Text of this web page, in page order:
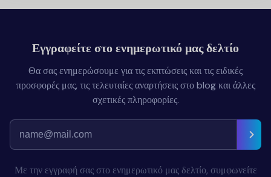
Εγγραφείτε στο ενημερωτικό μας δελτίο
Θα σας ενημερώσουμε για τις εκπτώσεις και τις ειδικές
προσφορές μας, τις τελευταίες αναρτήσεις στο blog και άλλες
σχετικές πληροφορίες.
Με την εγγραφή σας στο ενημερωτικό μας δελτίο, συμφωνείτε